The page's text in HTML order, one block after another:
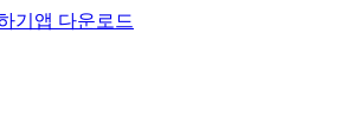
기 앱 다운로드